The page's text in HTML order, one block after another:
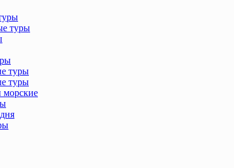
туры
туры
туры
морские